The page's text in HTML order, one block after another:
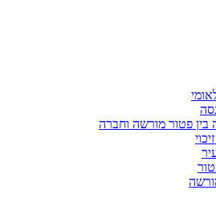
בין פטור מורשה וחברה